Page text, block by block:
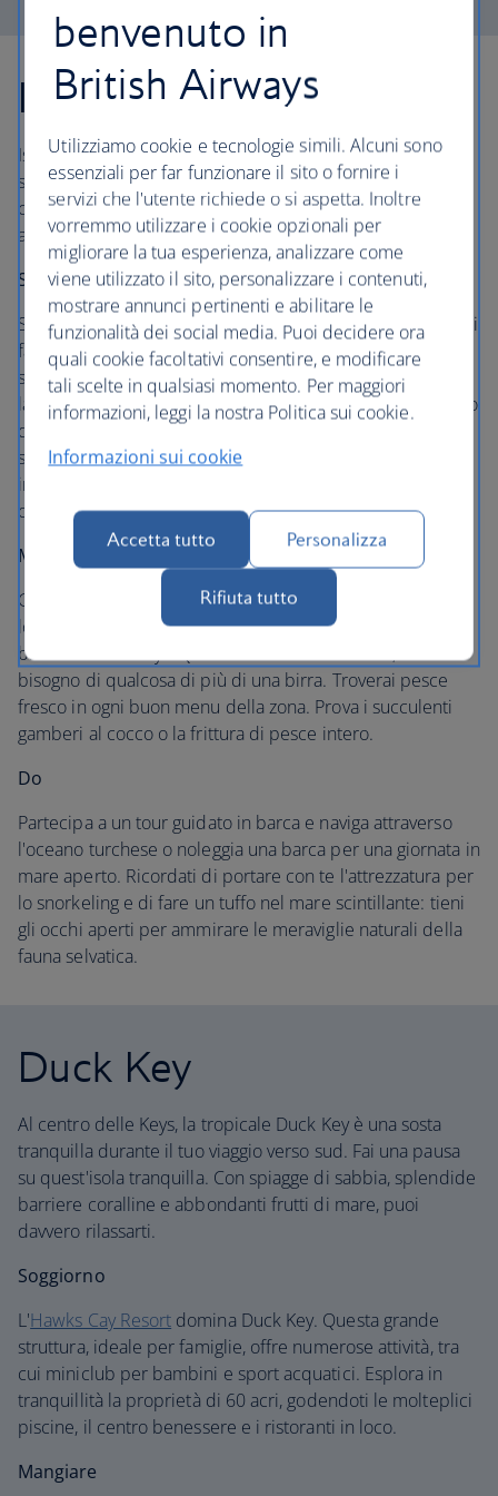
Islamorada
Islamorada si trova subito dopo Key Largo nelle Keys
superiori. Fai una sosta nel "village of islands" per
crogiolarti sulle spiagge incantevoli e fare un tuffo nelle
acque tropicali.
Soggiorno
Se hai scartato le Keys come troppo kitsch, Casa Morada ti
farà ricredere. Questa struttura per soli adulti e con sole
suite è di gran classe. Gli ospiti possono godere di un
labirinto di camere fresche e tranquille. Alcune suite sono
dotate di docce esterne. Per compensare la mancanza di
spiaggia, una piscina d'acqua dolce e il suo
importantissimo bar a bordo piscina intrattengono gli
ospiti con la loro mini-key.
Mangiare
Goditi una pinta di birra aromatizzata con fiori di ibisco
locali alla
Florida Keys Brewing Company
birrificio delle Keys. Quando arriva l'ora di cena, avrai
bisogno di qualcosa di più di una birra. Troverai pesce
fresco in ogni buon menu della zona. Prova i succulenti
gamberi al cocco o la frittura di pesce intero.
Do
Partecipa a un tour guidato in barca e naviga attraverso
l'oceano turchese o noleggia una barca per una giornata in
mare aperto. Ricordati di portare con te l'attrezzatura per
lo snorkeling e di fare un tuffo nel mare scintillante: tieni
gli occhi aperti per ammirare le meraviglie naturali della
fauna selvatica.
Duck Key
Al centro delle Keys, la tropicale Duck Key è una sosta
tranquilla durante il tuo viaggio verso sud. Fai una pausa
su quest'isola tranquilla. Con spiagge di sabbia, splendide
barriere coralline e abbondanti frutti di mare, puoi
davvero rilassarti.
Soggiorno
L'Hawks Cay Resort domina Duck Key. Questa grande
struttura, ideale per famiglie, offre numerose attività, tra
cui miniclub per bambini e sport acquatici. Esplora in
tranquillità la proprietà di 60 acri, godendoti le molteplici
piscine, il centro benessere e i ristoranti in loco.
Mangiare
benvenuto in
British Airways
Utilizziamo cookie e tecnologie simili. Alcuni sono
essenziali per far funzionare il sito o fornire i
servizi che l'utente richiede o si aspetta. Inoltre
vorremmo utilizzare i cookie opzionali per
migliorare la tua esperienza, analizzare come
viene utilizzato il sito, personalizzare i contenuti,
mostrare annunci pertinenti e abilitare le
funzionalità dei social media. Puoi decidere ora
quali cookie facoltativi consentire, e modificare
tali scelte in qualsiasi momento. Per maggiori
informazioni, leggi la nostra Politica sui cookie.
Informazioni sui cookie
Accetta tutto Personalizza
Rifiuta tutto